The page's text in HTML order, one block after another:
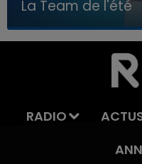
LA TEAM DE
La Team de l'été
RADIO